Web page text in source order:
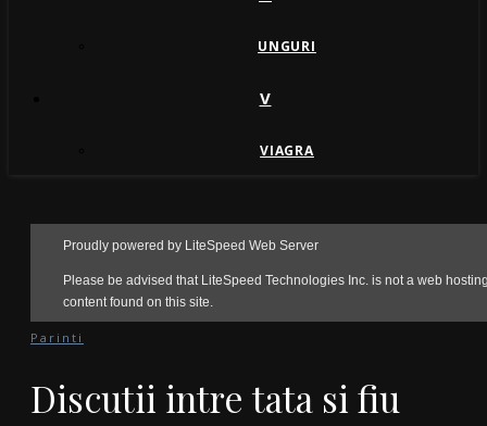
UNGURI
V
VIAGRA
Parinti
Discutii intre tata si fiu